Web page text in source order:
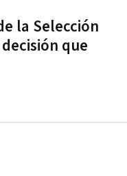
la Selección
que